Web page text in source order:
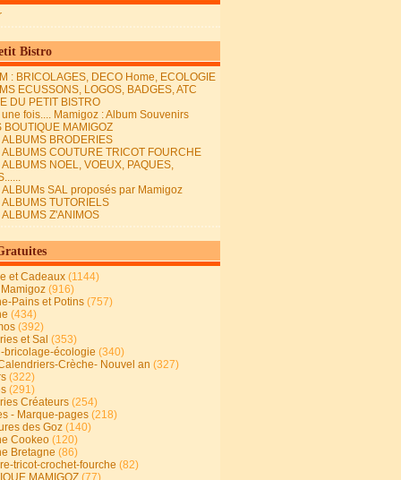
Bistro
: BRICOLAGES, DECO Home, ECOLOGIE
ECUSSONS, LOGOS, BADGES, ATC
DU PETIT BISTRO
fois.... Mamigoz : Album Souvenirs
BOUTIQUE MAMIGOZ
ALBUMS BRODERIES
ALBUMS COUTURE TRICOT FOURCHE
ALBUMS NOEL, VOEUX, PAQUES,
ALBUMs SAL proposés par Mamigoz
ALBUMS TUTORIELS
ALBUMS Z'ANIMOS
et Cadeaux (1144)
(916)
Pains et Potins (757)
(434)
(392)
et Sal (353)
bricolage-écologie (340)
Crèche- Nouvel an (327)
(322)
(291)
Créateurs (254)
- Marque-pages (218)
des Goz (140)
Cookeo (120)
Bretagne (86)
tricot-crochet-fourche (82)
MAMIGOZ (77)